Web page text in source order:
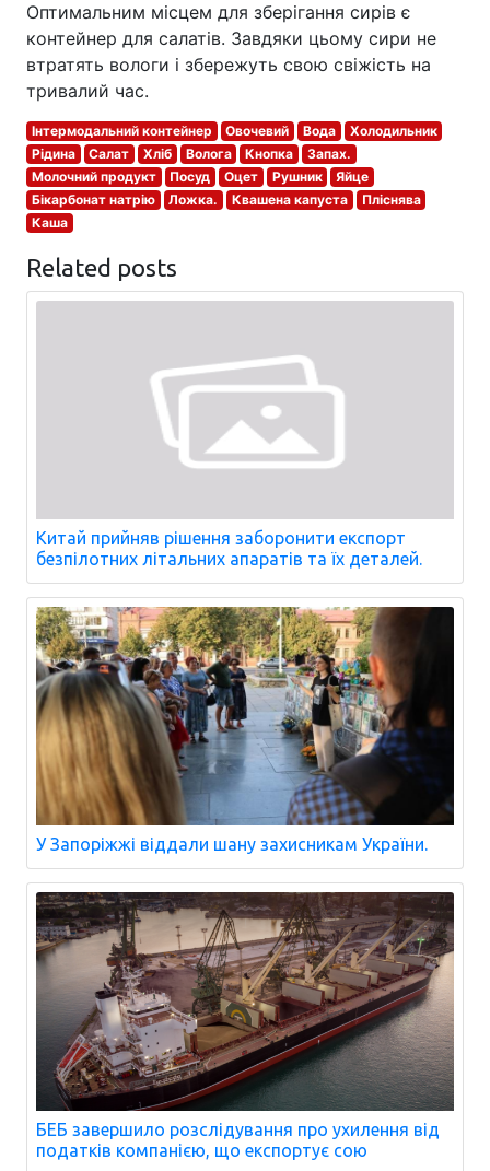
Оптимальним місцем для зберігання сирів є
контейнер для салатів. Завдяки цьому сири не
втратять вологи і збережуть свою свіжість на
тривалий час.
Інтермодальний контейнер Овочевий Вода
Холодильник
Рідина
Салат Хліб Волога Кнопка
Запах.
Молочний продукт
Посуд Оцет Рушник
Яйце
Бікарбонат натрію
Ложка. Квашена капуста
Пліснява
Каша
Related posts
Китай прийняв рішення заборонити експорт
безпілотних літальних апаратів та їх деталей.
У Запоріжжі віддали шану захисникам України.
БЕБ завершило розслідування про ухилення від
податків компанією, що експортує сою